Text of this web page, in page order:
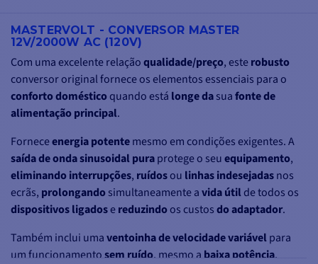
MASTERVOLT - CONVERSOR MASTER
12V/2000W AC (120V)
Com uma excelente relaçãoqualidade/preço, esterobusto
conversor original fornece os elementos essenciais para o
conforto domésticoquando está longe dasuafonte de
alimentação principal.
Forneceenergia potentemesmo em condições exigentes. A
saída de onda sinusoidal puraprotege o seuequipamento,
eliminandointerrupções, ruídosou linhas indesejadasnos
ecrãs, prolongandosimultaneamente avida útilde todos os
dispositivos ligadosereduzindoos custosdo adaptador.
Também inclui umaventoinha de velocidade variávelpara
um funcionamentosem ruído, mesmo a baixa potência.